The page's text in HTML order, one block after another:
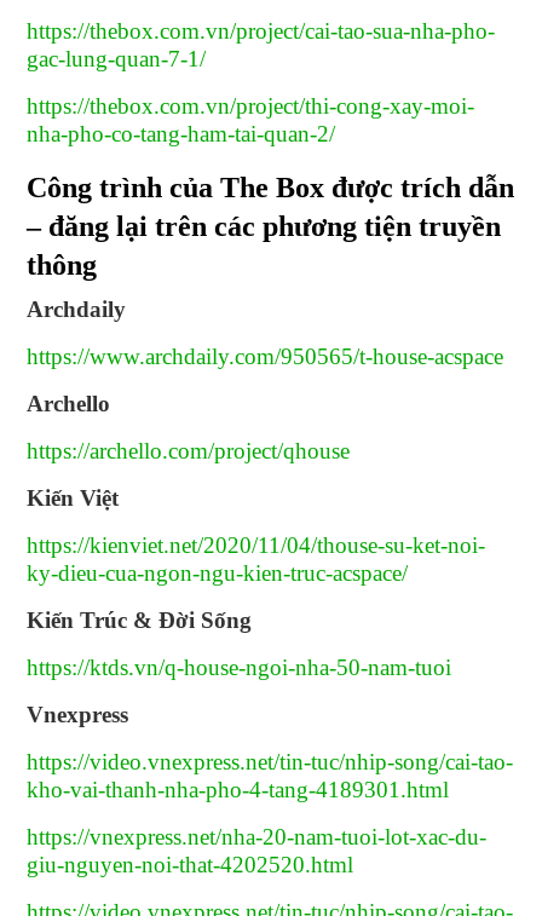
https://thebox.com.vn/project/cai-tao-sua-nha-pho-
gac-lung-quan-7-1/
https://thebox.com.vn/project/thi-cong-xay-moi-
nha-pho-co-tang-ham-tai-quan-2/
Công trình của The Box được trích dẫn
– đăng lại trên các phương tiện truyền
thông
Archdaily
https://www.archdaily.com/950565/t-house-acspace
Archello
https://archello.com/project/qhouse
Kiến Việt
https://kienviet.net/2020/11/04/thouse-su-ket-noi-
ky-dieu-cua-ngon-ngu-kien-truc-acspace/
Kiến Trúc & Đời Sống
https://ktds.vn/q-house-ngoi-nha-50-nam-tuoi
Vnexpress
https://video.vnexpress.net/tin-tuc/nhip-song/cai-tao-
kho-vai-thanh-nha-pho-4-tang-4189301.html
https://vnexpress.net/nha-20-nam-tuoi-lot-xac-du-
giu-nguyen-noi-that-4202520.html